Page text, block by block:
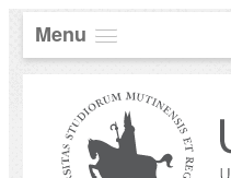
Menu